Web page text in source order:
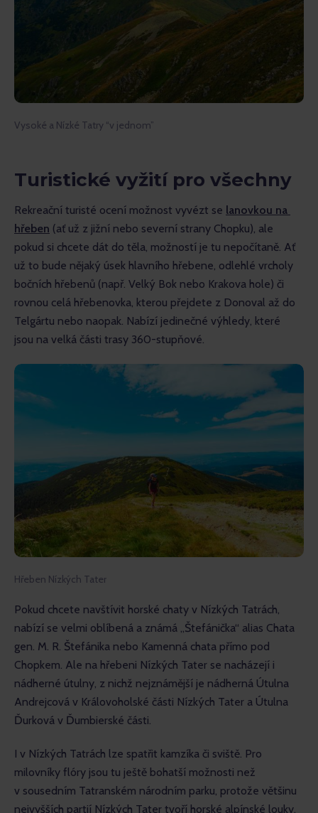
Vysoké a Nízké Tatry “v jednom”
Turistické vyžití pro všechny
Rekreační turisté ocení možnost vyvézt se lanovkou na
hřeben (ať už z jižní nebo severní strany Chopku), ale
pokud si chcete dát do těla, možností je tu nepočítaně. Ať
už to bude nějaký úsek hlavního hřebene, odlehlé vrcholy
bočních hřebenů (např. Velký Bok nebo Krakova hole) či
rovnou celá hřebenovka, kterou přejdete z Donoval až do
Telgártu nebo naopak. Nabízí jedinečné výhledy, které
jsou na velká části trasy 360-stupňové.
Hřeben Nízkých Tater
Pokud chcete navštívit horské chaty v Nízkých Tatrách,
nabízí se velmi oblíbená a známá „Štefánička“ alias Chata
gen. M. R. Štefánika nebo Kamenná chata přímo pod
Chopkem. Ale na hřebeni Nízkých Tater se nacházejí i
nádherné útulny, z nichž nejznámější je nádherná Útulna
Andrejcová v Královoholské části Nízkých Tater a Útulna
Ďurková v Ďumbierské části.
I v Nízkých Tatrách lze spatřit kamzíka či sviště. Pro
milovníky flóry jsou tu ještě bohatší možnosti než
v sousedním Tatranském národním parku, protože většinu
nejvyšších partií Nízkých Tater tvoří horské alpínské louky,